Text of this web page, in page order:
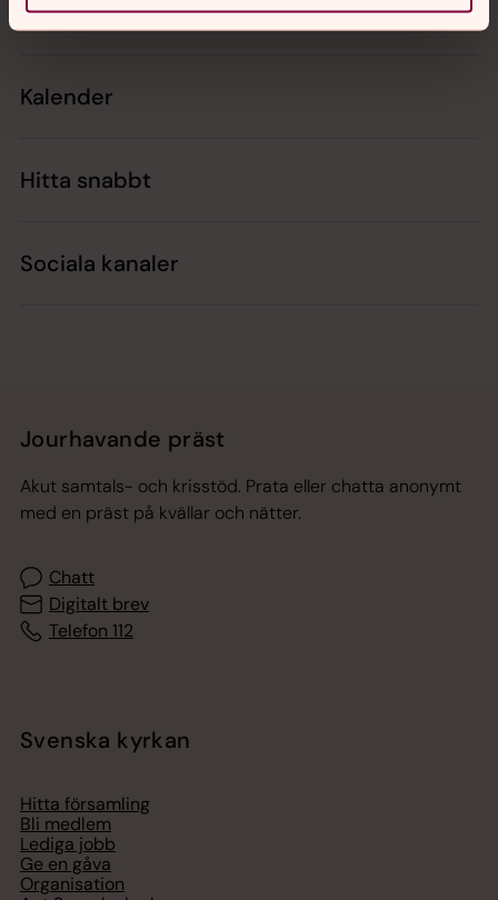
Kontakt
Kalender
Hitta snabbt
Sociala kanaler
Jourhavande präst
Akut samtals- och krisstöd. Prata eller chatta anonymt
med en präst på kvällar och nätter.
Chatt
Digitalt brev
Telefon 112
Svenska kyrkan
Hitta församling
Bli medlem
Lediga jobb
Ge en gåva
Organisation